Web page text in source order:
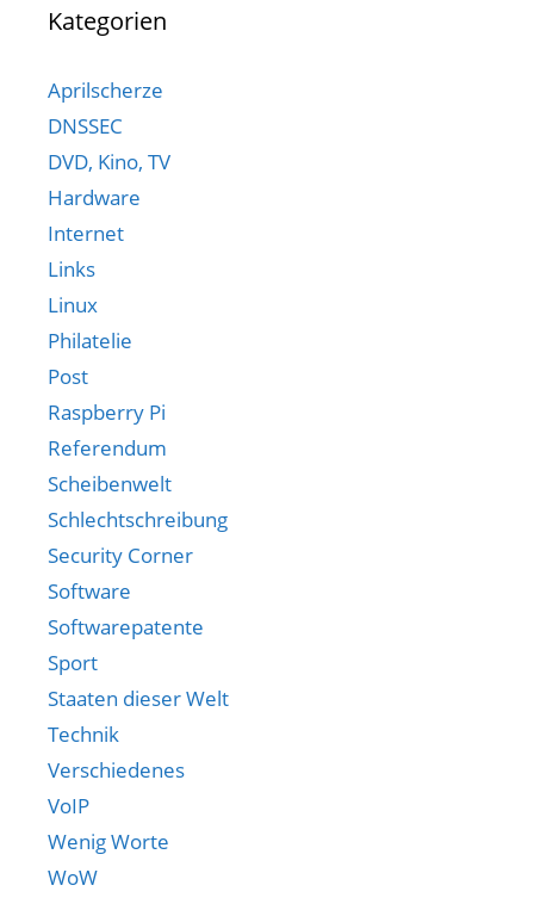
Kategorien
Aprilscherze
DNSSEC
DVD, Kino, TV
Hardware
Internet
Links
Linux
Philatelie
Post
Raspberry Pi
Referendum
Scheibenwelt
Schlechtschreibung
Security Corner
Software
Softwarepatente
Sport
Staaten dieser Welt
Technik
Verschiedenes
VoIP
Wenig Worte
WoW